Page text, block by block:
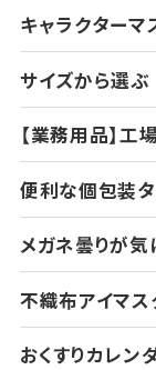
キャラクターマ
サイズから選ぶ
【業務用品】
便利な個包装
メガネ曇りが気
不織布アイマス
おくすりカレン